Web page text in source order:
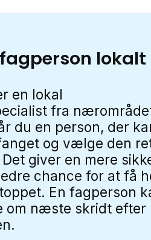
lokalt
en lokal
fra
du en person, der
og vælge den
giver en mere
chance for at få
En fagperson
om næste skridt efter